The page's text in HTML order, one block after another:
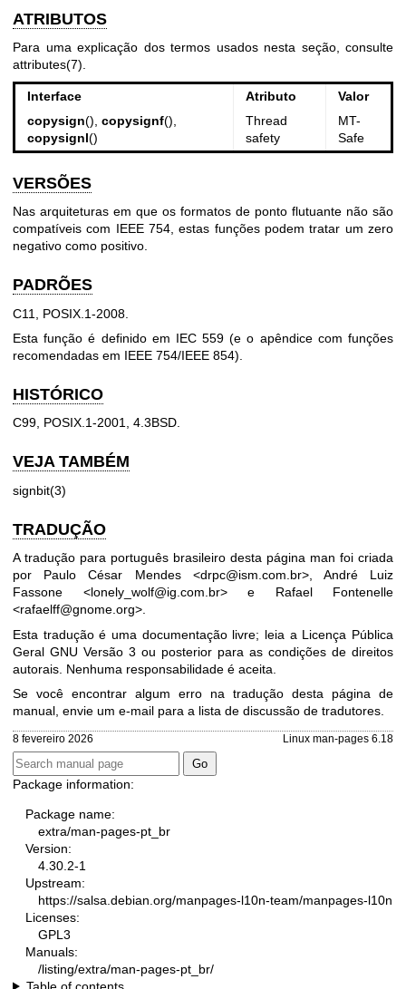
ATRIBUTOS
Para uma explicação dos termos usados nesta seção, consulte
attributes(7)
Interface Atributo
Valor
copysign(), copysignf(),
copysignl()
Thread
safety
MT-
Safe
VERSÕES
Nas arquiteturas em que os formatos de ponto flutuante não são
compatíveis com IEEE 754, estas funções podem tratar um zero
negativo como positivo.
PADRÕES
C11, POSIX.1-2008.
Esta função é definido em IEC 559 (e o apêndice com funções
recomendadas em IEEE 754/IEEE 854).
HISTÓRICO
C99, POSIX.1-2001, 4.3BSD.
VEJA TAMBÉM
signbit(3)
TRADUÇÃO
A tradução para português brasileiro desta página man foi criada
por Paulo César Mendes <drpc@ism.com.br>, André Luiz
Fassone <lonely_wolf@ig.com.br> e Rafael Fontenelle
<rafaelff@gnome.org>.
Esta tradução é uma documentação livre; leia a Licença Pública
Geral GNU Versão 3 ou posterior para as condições de direitos
autorais. Nenhuma responsabilidade é aceita.
Se você encontrar algum erro na tradução desta página de
manual, envie um e-mail para a lista de discussão de tradutores.
8 fevereiro 2026 Linux man-pages 6.18
Package information:
Package name:
extra/man-pages-pt_br
Version:
4.30.2-1
Upstream:
https://salsa.debian.org/manpages-l10n-team/manpages-l10n
Licenses:
GPL3
Manuals:
/listing/extra/man-pages-pt_br/
Table of contents